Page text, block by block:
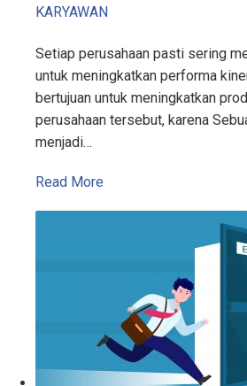
KARYAWAN
Setiap perusahaan pasti sering
untuk meningkatkan performa
bertujuan untuk meningkatkan
perusahaan tersebut, karena
menjadi…
Read More